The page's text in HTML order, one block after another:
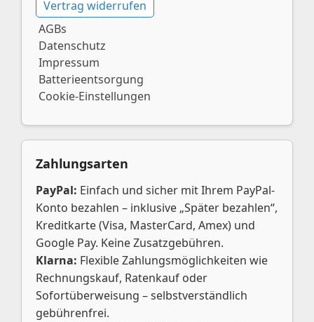
Vertrag widerrufen
AGBs
Datenschutz
Impressum
Batterieentsorgung
Cookie-Einstellungen
Zahlungsarten
PayPal: Einfach und sicher mit Ihrem PayPal-
Konto bezahlen – inklusive „Später bezahlen“,
Kreditkarte (Visa, MasterCard, Amex) und
Google Pay. Keine Zusatzgebühren.
Klarna: Flexible Zahlungsmöglichkeiten wie
Rechnungskauf, Ratenkauf oder
Sofortüberweisung – selbstverständlich
gebührenfrei.